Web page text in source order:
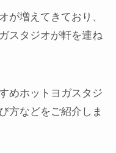
が増えてきており、
スタジオが軒を連ね
めホットヨガスタジ
方などをご紹介しま